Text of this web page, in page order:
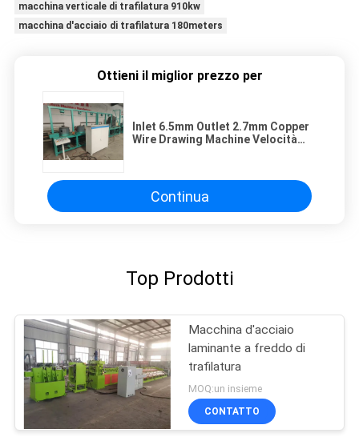
macchina verticale di trafilatura 910kw
macchina d'acciaio di trafilatura 180meters
Ottieni il miglior prezzo per
Inlet 6.5mm Outlet 2.7mm Copper
Wire Drawing Machine Velocità
Continua
Top Prodotti
Macchina d'acciaio
laminante a freddo di
trafilatura
MOQ:un insieme
CONTATTO